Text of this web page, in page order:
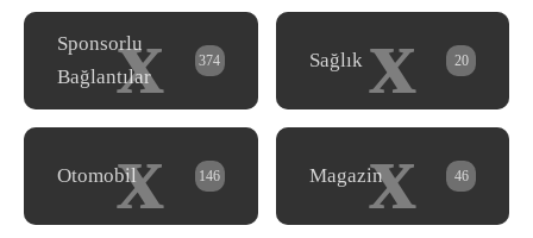
x
Sponsorlu
Bağlantılar
374 x
Sağlık 20
x
Otomobil 146 x
Magazin 46